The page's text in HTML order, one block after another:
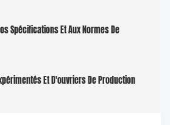
Spécifications Et Aux Normes De
Et D'ouvriers De Production